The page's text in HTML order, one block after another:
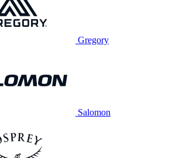
Gregory
Salomon